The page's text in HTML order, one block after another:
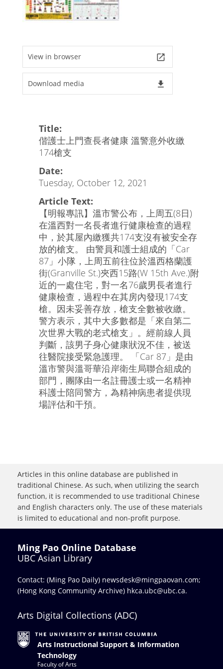
View in browser launch
Download media file_download
Title:
偕護士上門查長者健康 溫警意外收繳
174槍支
Date:
Tuesday, October 12, 2021
Article Text:
【明報專訊】溫市警公布，上周五(8日)
在溫西對一名長者進行健康檢查的過程
中，於其屋內繳獲共174支沒有被安全存
放的槍支。 由警員和護士組成的「Car
87」小隊，上周五前往位於溫西格蘭護
街(Granville St.)夾西15路(W 15th Ave.)附
近的一處住宅，對一名76歲男長者進行
健康檢查，過程中在其房內發現174支
槍。因未妥善存放，槍支全數被收繳。
警方表示，其中大多數都是「來自第二
次世界大戰的老式槍支」。經前線人員
判斷，該男子身心健康狀況不佳，被送
往醫院接受緊急護理。 「Car 87」是由
溫市警與溫哥華沿岸衛生局聯合組成的
部門，團隊由一名註冊護士或一名精神
科護士陪同警方，為精神病患者提供現
場評估和干預。
Articles in this online database are published in
traditional Chinese. As such, when utilizing the search
function, it is recommended to use traditional Chinese
and English characters only. The use of these materials
is limited to educational and non-profit purpose.
Ming Pao Online Database
UBC Asian Library
Contact: (Ming Pao Daily) newsdesk@mingpaovan.com;
(Hong Kong Community Archive) hkca.ubc@ubc.ca.
Arts Digital Collections (ADC)
Arts Instructional Support & Information
Technology
Faculty of Arts